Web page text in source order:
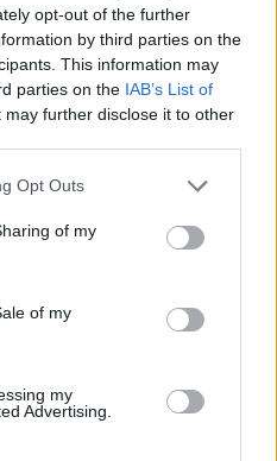
opt-out of the further
by third parties on the
This information may
parties on the IAB’s List of
may further disclose it to other
uses one or more Google
behaviour. You may click to
and its third-party tags to
purposes in below Google
Opt Outs
of my
of my
my
Advertising.
ΤΩΡΑ
σου με υγρά
πρέπει να σταματήσεις
δρόμοι για το
για κάθε ζώδιο
και δεν το